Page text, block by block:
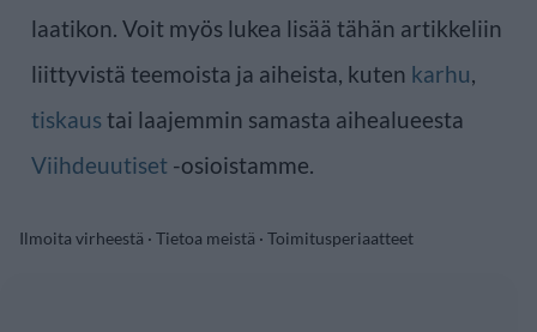
laatikon. Voit myös lukea lisää tähän artikkeliin
liittyvistä teemoista ja aiheista, kuten karhu,
tiskaus tai laajemmin samasta aihealueesta
Viihdeuutiset -osioistamme.
Ilmoita virheestä · Tietoa meistä · Toimitusperiaatteet